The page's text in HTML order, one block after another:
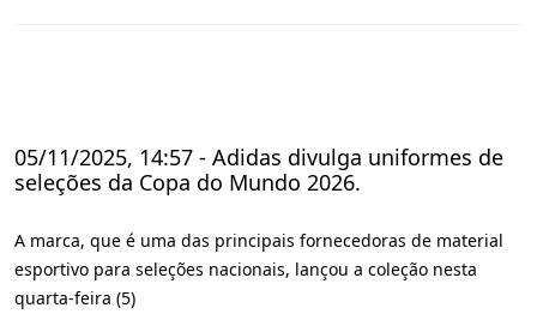
05/11/2025, 14:57 - Adidas divulga uniformes de
seleções da Copa do Mundo 2026.
A marca, que é uma das principais fornecedoras de material
esportivo para seleções nacionais, lançou a coleção nesta
quarta-feira (5)